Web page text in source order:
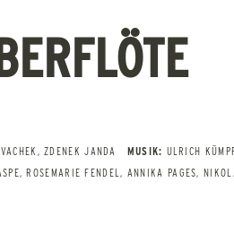
ZDENEK JANDA MUSIK: ULRICH
ROSEMARIE FENDEL, ANNIKA PAGES,